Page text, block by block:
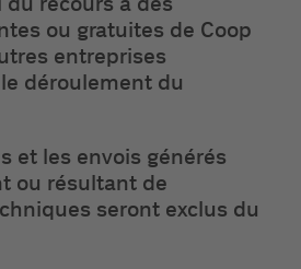
ou gratuites de Coop
entreprises
déroulement du
et les envois générés
ou résultant de
seront exclus du